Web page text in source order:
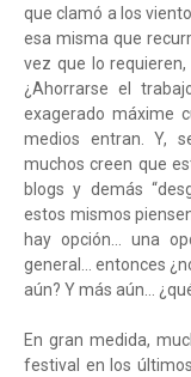
que clamó a los
esa misma que
vez que lo
¿Ahorrarse el
exagerado máxime
medios entran. Y,
muchos creen que
blogs y demás
estos mismos
hay opción… una
general… entonces
aún? Y más aún…
En gran medida,
festival en los